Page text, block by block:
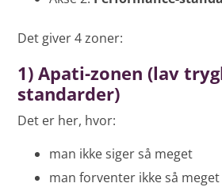
Det giver 4 zoner:
1) Apati-zonen (lav
standarder)
Det er her, hvor:
man ikke siger så meget
man forventer ikke så meget